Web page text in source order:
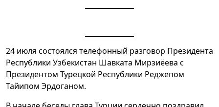
24 июля состоялся телефонный разговор Президента
Республики Узбекистан Шавката Мирзиёева с
Президентом Турецкой Республики Реджепом
Тайипом Эрдоганом.